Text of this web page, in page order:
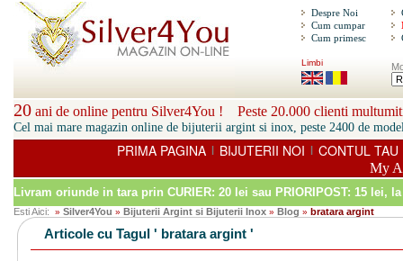
Despre Noi
Cum cumpar
Cum primesc
Limbi
20 ani de online pentru Silver4You ! Peste 20.000 clienti
Cel mai mare magazin online de bijuterii argint si inox, peste 2400 de
PRIMA PAGINA | BIJUTERII NOI | CONTUL TAU
My
Livram oriunde in tara prin CURIER: 20 lei sau PRIORIPOST: 15 lei,
Esti Aici: » Silver4You » Bijuterii Argint si Bijuterii Inox » Blog » bratara argint
Articole cu Tagul ' bratara argint '